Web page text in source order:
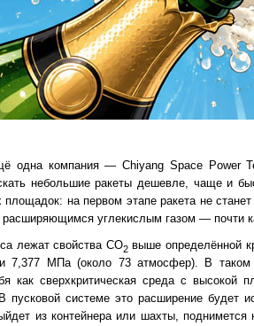
одна компания — Chiyang Space Power
небольшие ракеты дешевле, чаще и
площадок: на первом этапе ракета не
расширяющимся углекислым газом — почти
лежат свойства CO2выше определённой
7,377 МПа (около 73 атмосфер). В таком
как сверхкритическая среда с высокой
пусковой системе это расширение будет
из контейнера или шахты,